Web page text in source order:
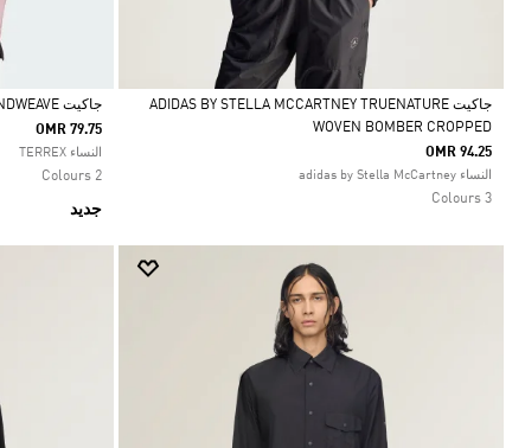
Selected
جاكيت ADIDAS BY STELLA MCCARTNEY TRUENATURE
WOVEN BOMBER CROPPED
OMR 94.25
النساء adidas by Stella McCartney
3 Colours
Selected
جاكيت TERREX XPERIOR CLIMA365 LIGHT WINDWEAVE
OMR 79.75
النساء TERREX
2 Colours
جديد